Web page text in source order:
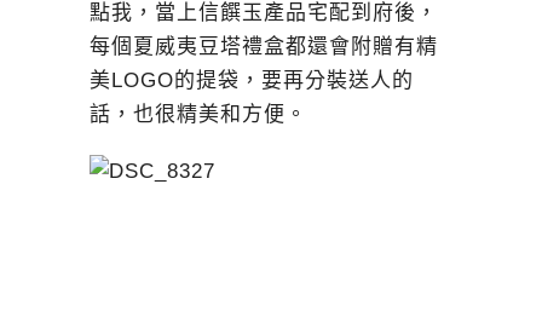
點我， 當上信饌玉產品宅配到府後，
每個夏威夷豆塔禮盒都還會附贈有精
美LOGO的提袋，要再分裝送人的
話，也很精美和方便。